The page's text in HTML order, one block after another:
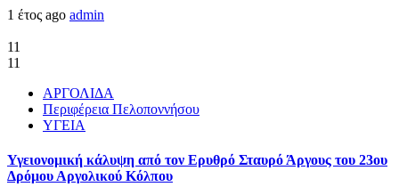
1 έτος ago admin
11
11
ΑΡΓΟΛΙΔΑ
Περιφέρεια Πελοποννήσου
ΥΓΕΙΑ
Υγειονομική κάλυψη από τον Ερυθρό Σταυρό Άργους του 23ου
Δρόμου Αργολικού Κόλπου